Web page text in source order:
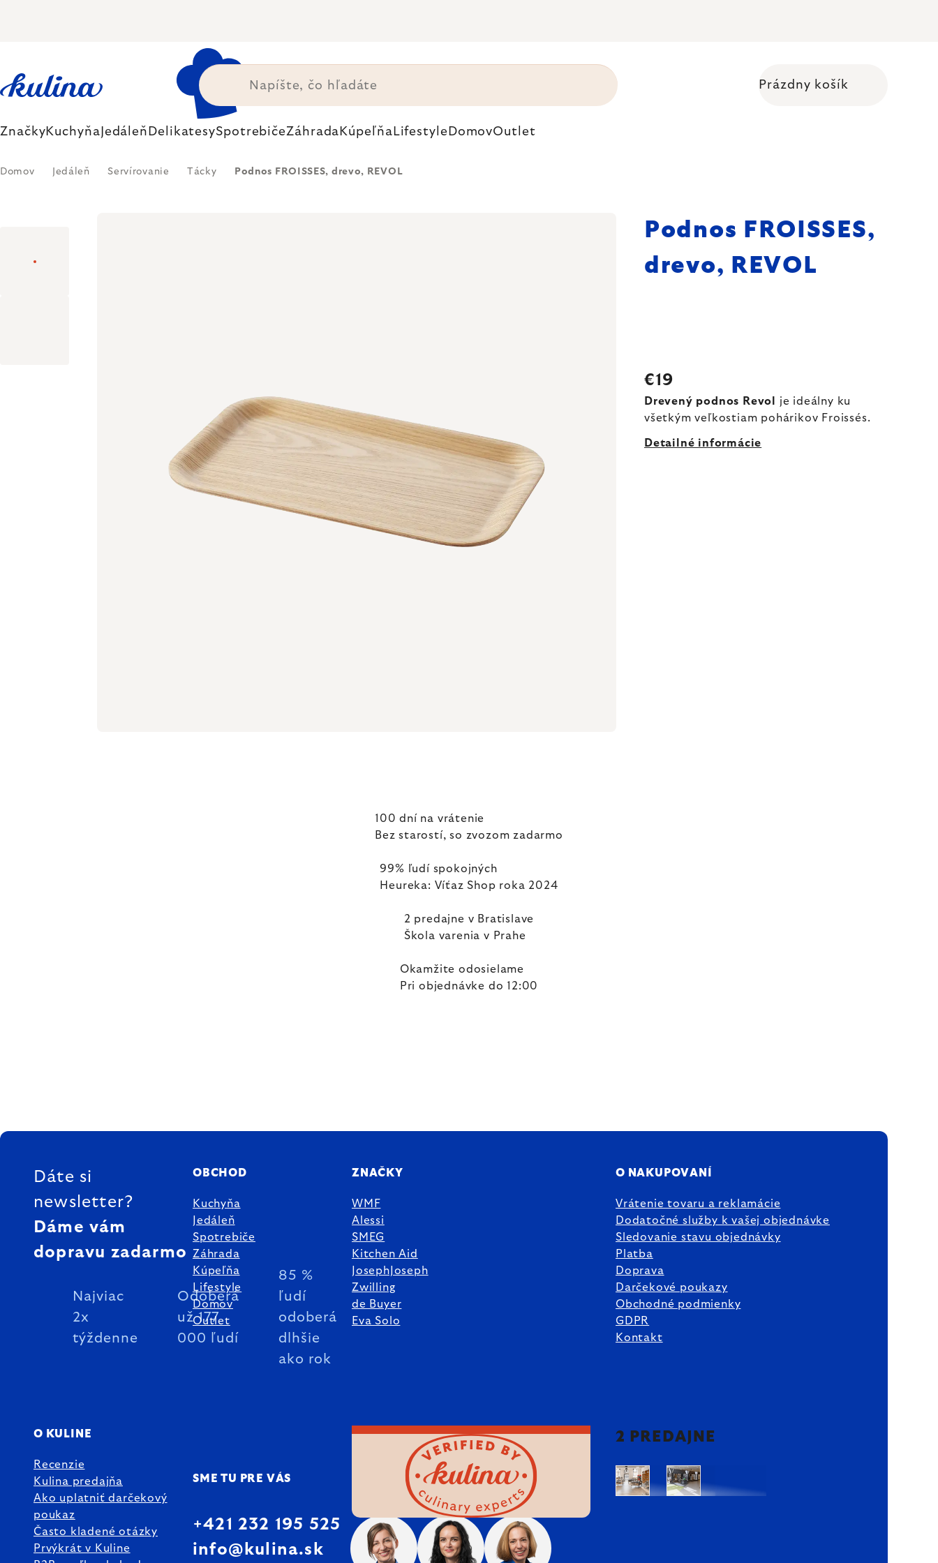
Prázdny košík
ZnačkyKuchyňa Jedáleň DelikatesySpotrebičeZáhrada Kúpeľňa Lifestyle DomovOutlet
Domov Jedáleň Servírovanie Tácky Podnos FROISSES, drevo, REVOL
Podnos FROISSES,
drevo, REVOL
€19
Drevený podnos Revol
je ideálny ku
všetkým veľkostiam pohárikov Froissés.
Detailné informácie
100 dní na vrátenie
Bez starostí, so zvozom zadarmo
99% ľudí spokojných
Heureka: Víťaz Shop roka 2024
2 predajne v Bratislave
Škola varenia v Prahe
Okamžite odosielame
Pri objednávke do 12:00
ZÁPÄTIE
Dáte si
newsletter?
Dáme vám
dopravu zadarmo
Najviac
2x
týždenne
Odoberá
už 177
000 ľudí
85 %
ľudí
odoberá
dlhšie
ako rok
OBCHOD
Kuchyňa
Jedáleň
Spotrebiče
Záhrada
Kúpeľňa
Lifestyle
Domov
Outlet
ZNAČKY
WMF
Alessi
SMEG
Kitchen Aid
JosephJoseph
Zwilling
de Buyer
Eva Solo
O NAKUPOVANÍ
Vrátenie tovaru a reklamácie
Dodatočné služby k vašej objednávke
Sledovanie stavu objednávky
Platba
Doprava
Darčekové poukazy
Obchodné podmienky
GDPR
Kontakt
O KULINE
Recenzie
Kulina predajňa
Ako uplatniť darčekový
poukaz
Často kladené otázky
Prvýkrát v Kuline
SME TU PRE VÁS
+421 232 195 525
info@kulina.sk
2 PREDAJNE